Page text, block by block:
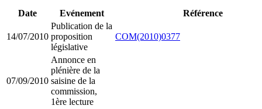
Date Evénement Référence
14/07/2010
Publication de la
proposition
législative
COM(2010)0377
07/09/2010
Annonce en
plénière de la
saisine de la
commission,
1ère lecture